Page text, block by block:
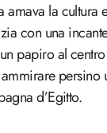
amava la cultura
con una
papiro al
persino
d’Egitto.